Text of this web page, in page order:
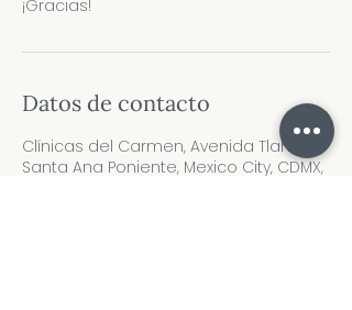
¡Gracias!
Datos de contacto
Clínicas del Carmen, Avenida Tlahuac,
Santa Ana Poniente, Mexico City, CDMX,